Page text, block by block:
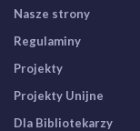
Nasze strony
Regulaminy
Projekty
Projekty Unijne
Dla Bibliotekarzy